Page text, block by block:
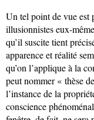
Un tel point de vue est
illusionnistes eux-
qu’il suscite tient
apparence et réalité
qu’on l’applique à la
peut nommer « thèse
l’instance de la
conscience